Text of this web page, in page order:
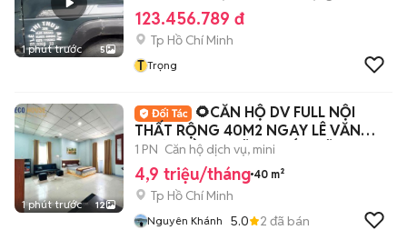
1 phút trước 5
123.456.789 đ
Tp Hồ Chí Minh
T Trọng
1 phút trước 12
🌻CĂN HỘ DV FULL NỘI
THẤT RỘNG 40M2 NGAY LÊ VĂN
QUỚI_GẦN NGÃ TƯ BỐN XÃ
1 PN Căn hộ dịch vụ, mini
4,9 triệu/tháng 40 m²
Tp Hồ Chí Minh
Nguyên Khánh 5.0 2 đã bán